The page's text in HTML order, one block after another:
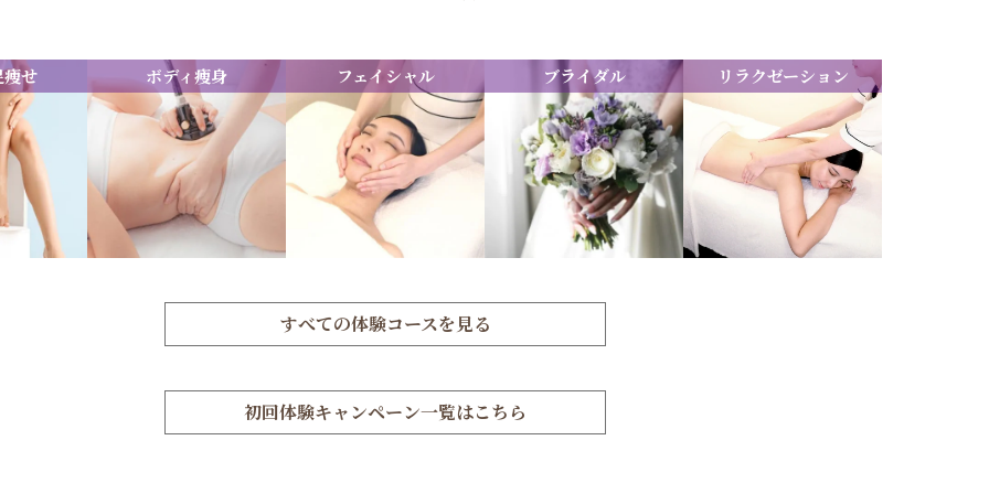
痩せ ボディ痩身 フェイシャル ブライダル リラクゼーション
すべての体験コースを見る
初回体験キャンペーン一覧はこちら